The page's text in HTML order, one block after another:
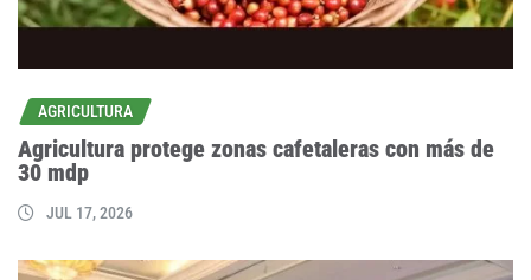
AGRICULTURA
Agricultura protege zonas cafetaleras con más de
30 mdp
JUL 17, 2026